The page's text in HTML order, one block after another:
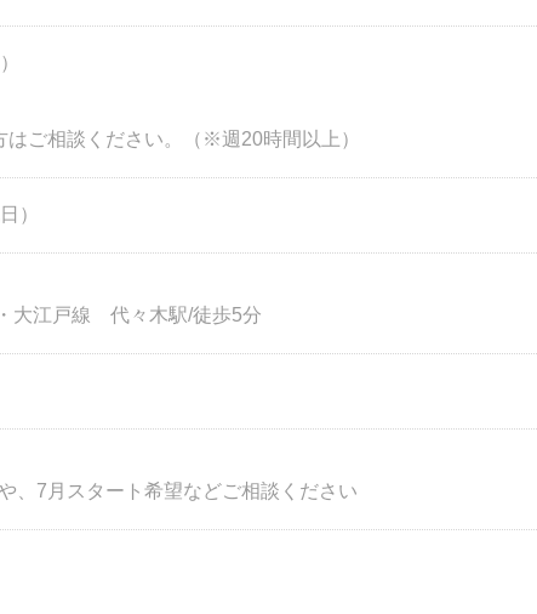
ご相談ください。（※週20時間以上）
）
大江戸線 代々木駅/徒歩5分
、7月スタート希望などご相談ください